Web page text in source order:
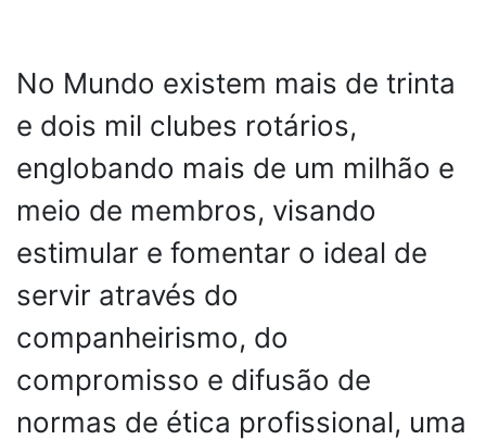
No Mundo existem mais de trinta
e dois mil clubes rotários,
englobando mais de um milhão e
meio de membros, visando
estimular e fomentar o ideal de
servir através do
companheirismo, do
compromisso e difusão de
normas de ética profissional, uma